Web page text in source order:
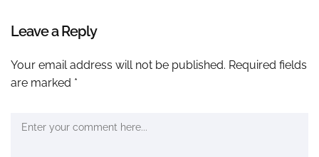
Leave a Reply
Your email address will not be published. Required fields
are marked *